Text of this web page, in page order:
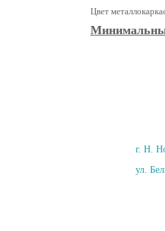
Цвет
г. Н.
ул.